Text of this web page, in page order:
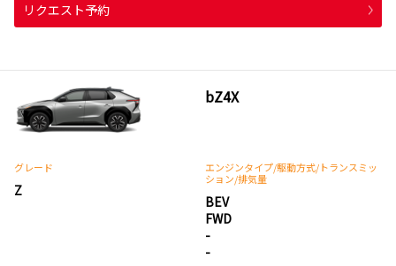
リクエスト予約
bZ4X
グレード
Z
エンジンタイプ/駆動方式/トランスミッ
ション/排気量
BEV
FWD
-
-